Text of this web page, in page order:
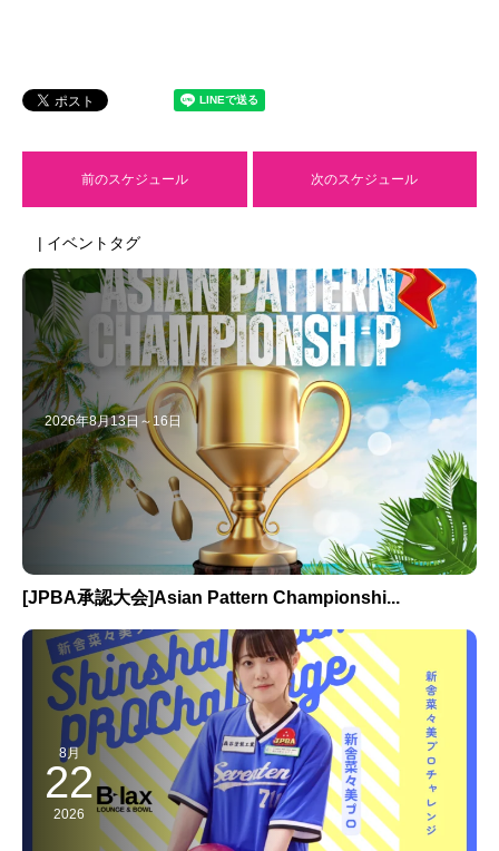
前のスケジュール 次のスケジュール
| イベントタグ
2026年8月13日～16日
[JPBA承認大会]Asian Pattern Championshi...
8月
22
2026